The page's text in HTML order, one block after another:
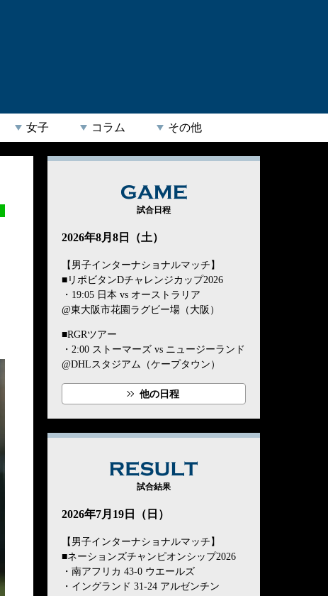
女子 コラム その他
GAME
試合日程
2026年8月8日（土）
【男子インターナショナルマッチ】
■リポビタンDチャレンジカップ2026
・19:05 日本 vs オーストラリア
@東大阪市花園ラグビー場（大阪）
■RGRツアー
・2:00 ストーマーズ vs ニュージーランド
@DHLスタジアム（ケープタウン）
他の日程
試合結果
2026年7月19日（日）
【男子インターナショナルマッチ】
■ネーションズチャンピオンシップ2026
・南アフリカ 43-0 ウエールズ
・イングランド 31-24 アルゼンチン